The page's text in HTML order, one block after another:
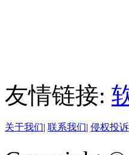
友情链接:
关于我们| 联系我们| 侵权投诉